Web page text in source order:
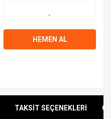
HEMEN AL
TAKSİT SEÇENEKLERİ